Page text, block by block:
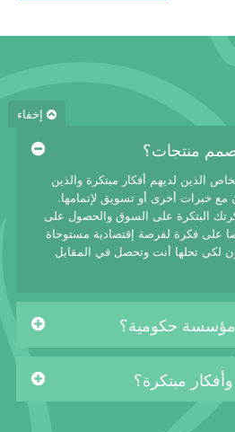
إخفاء
منتجات؟
الذين لديهم أفكار مبتكرة والذين
خبرات أخرى أو تسويق لإتمامها.
البتكرة على السوق والحصول على
على فكرة لفرصة إقتصادية مستوحاة
لكي تحلها أنت وتحصل في المقابل
حكومية؟
مبتكرة؟